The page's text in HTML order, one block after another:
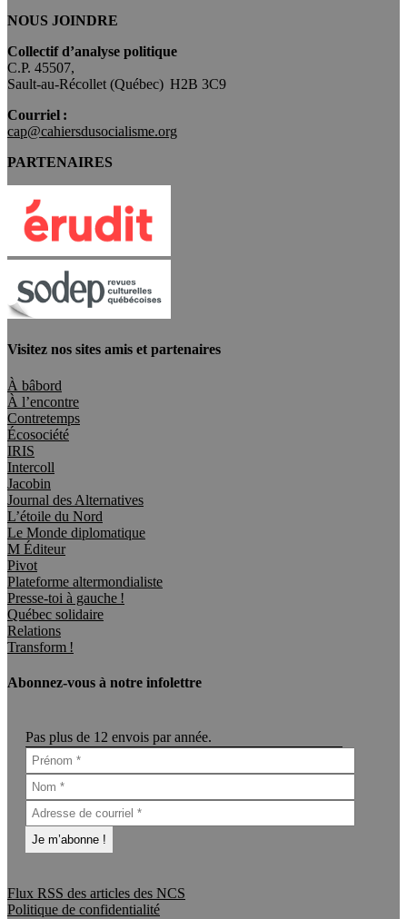
NOUS JOINDRE
Collectif d’analyse politique
C.P. 45507,
Sault-au-Récollet (Québec) H2B 3C9
Courriel :
cap@cahiersdusocialisme.org
PARTENAIRES
Visitez nos sites amis et partenaires
À bâbord
À l’encontre
Contretemps
Écosociété
IRIS
Intercoll
Jacobin
Journal des Alternatives
L’étoile du Nord
Le Monde diplomatique
M Éditeur
Pivot
Plateforme altermondialiste
Presse-toi à gauche !
Québec solidaire
Relations
Transform !
Abonnez-vous à notre infolettre
Pas plus de 12 envois par année.
Flux RSS des articles des NCS
Politique de confidentialité